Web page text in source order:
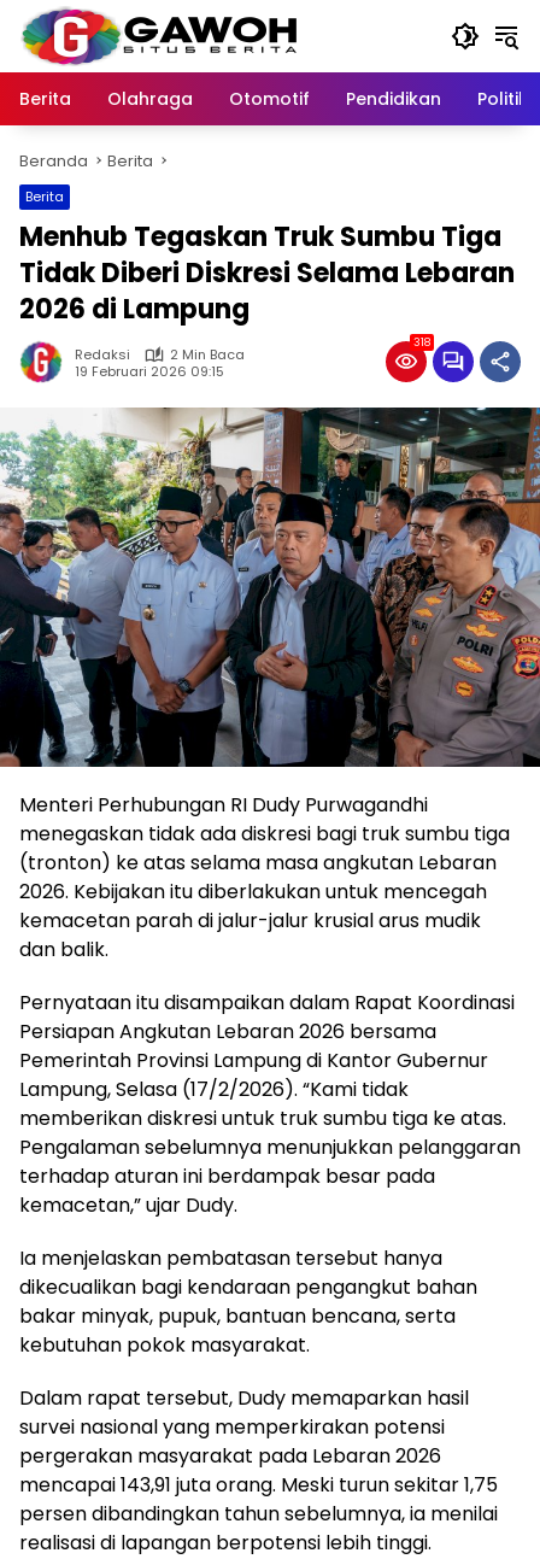
Langsung
konten
Berita
Olahraga Otomotif Pendidikan Politik
Beranda Berita
Berita
Menhub Tegaskan Truk Sumbu Tiga
Tidak Diberi Diskresi Selama Lebaran
2026 di Lampung
Redaksi
2 Min Baca
19 Februari 2026 09:15
318
Menteri Perhubungan RI Dudy Purwagandhi
menegaskan tidak ada diskresi bagi truk sumbu tiga
(tronton) ke atas selama masa angkutan Lebaran
2026. Kebijakan itu diberlakukan untuk mencegah
kemacetan parah di jalur-jalur krusial arus mudik
dan balik.
Pernyataan itu disampaikan dalam Rapat Koordinasi
Persiapan Angkutan Lebaran 2026 bersama
Pemerintah Provinsi Lampung di Kantor Gubernur
Lampung, Selasa (17/2/2026). “Kami tidak
memberikan diskresi untuk truk sumbu tiga ke atas.
Pengalaman sebelumnya menunjukkan pelanggaran
terhadap aturan ini berdampak besar pada
kemacetan,” ujar Dudy.
Ia menjelaskan pembatasan tersebut hanya
dikecualikan bagi kendaraan pengangkut bahan
bakar minyak, pupuk, bantuan bencana, serta
kebutuhan pokok masyarakat.
Dalam rapat tersebut, Dudy memaparkan hasil
survei nasional yang memperkirakan potensi
pergerakan masyarakat pada Lebaran 2026
mencapai 143,91 juta orang. Meski turun sekitar 1,75
persen dibandingkan tahun sebelumnya, ia menilai
realisasi di lapangan berpotensi lebih tinggi.